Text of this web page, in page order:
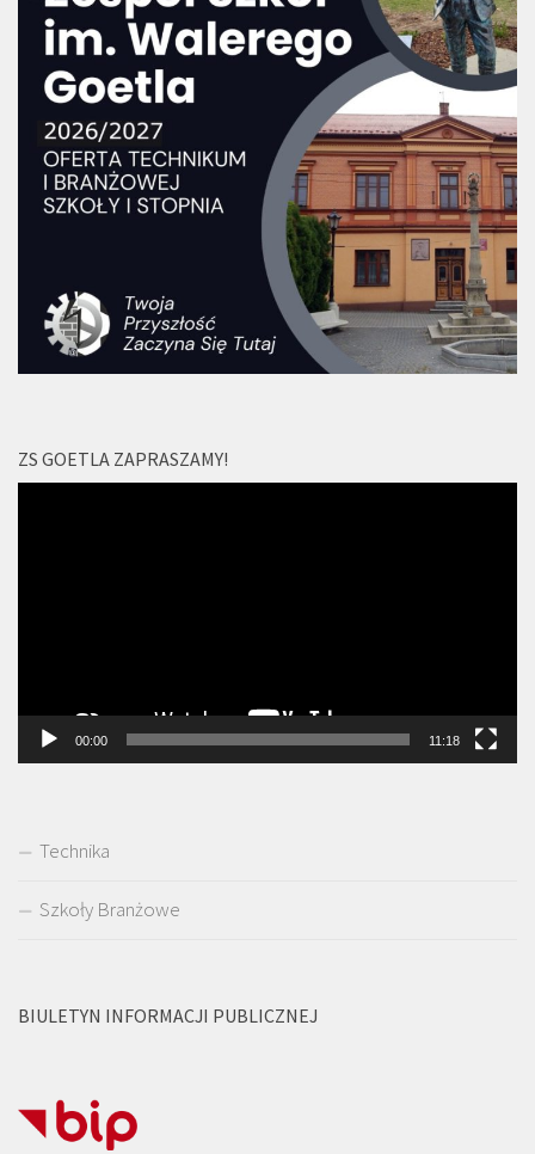
ZS GOETLA ZAPRASZAMY!
00:00 11:18
Technika
Szkoły Branżowe
BIULETYN INFORMACJI PUBLICZNEJ